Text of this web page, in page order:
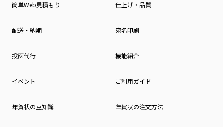
簡単Web見積もり 仕上げ・品質
配送・納期 宛名印刷
投函代行 機能紹介
イベント ご利用ガイド
年賀状の豆知識 年賀状の注文方法